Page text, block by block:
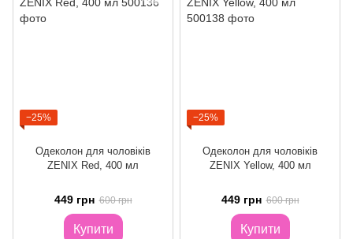
−25%
Одеколон для чоловіків
ZENIX Red, 400 мл
449 грн 600 грн
Купити
−25%
Одеколон для чоловіків
ZENIX Yellow, 400 мл
449 грн 600 грн
Купити